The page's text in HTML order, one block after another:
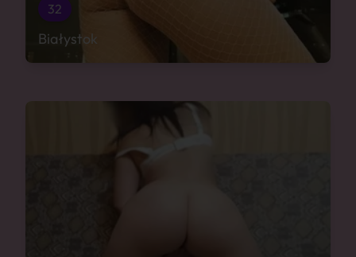
32
Białystok